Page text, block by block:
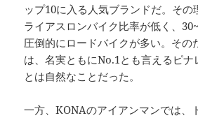
ップ10に入る人気ブランドだ。その
ライアスロンバイク比率が低く、
圧倒的にロードバイクが多い。その
は、名実ともにNo.1とも言えるピナ
とは自然なことだった。
一方、KONAのアイアンマンでは、